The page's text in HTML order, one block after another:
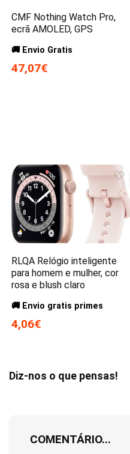
CMF Nothing Watch Pro,
ecrã AMOLED, GPS
🚚 Envio Gratis
47,07€
RLQA Relógio inteligente
para homem e mulher, cor
rosa e blush claro
🚚 Envio gratis primes
4,06€
Diz-nos o que pensas!
COMENTÁRIO...